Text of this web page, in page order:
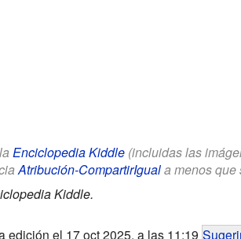
Enciclopedia Kiddle(incluidas las
Atribución-CompartirIguala menos que
Kiddle.
edición el 17 oct 2025, a las 11:19